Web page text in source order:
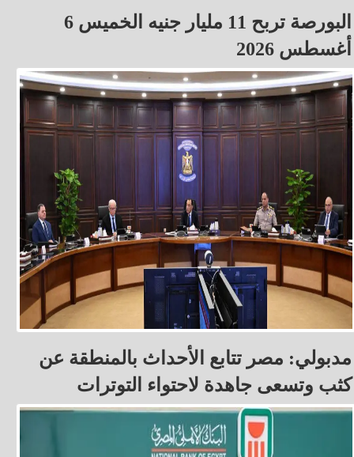
البورصة تربح 11 مليار جنيه الخميس 6
أغسطس 2026
مدبولي: مصر تتابع الأحداث بالمنطقة عن
كثب وتسعى جاهدة لاحتواء التوترات